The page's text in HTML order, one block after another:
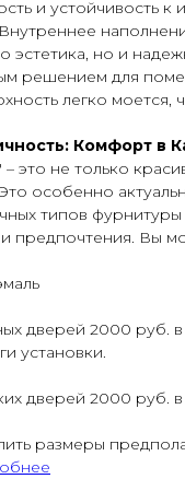
и устойчивость
эстетика, но и
решением для
легко
Комфорт в
это не только
особенно
типов
предпочтения. Вы
дверей 2000 руб.
установки.
дверей 2000
размеры